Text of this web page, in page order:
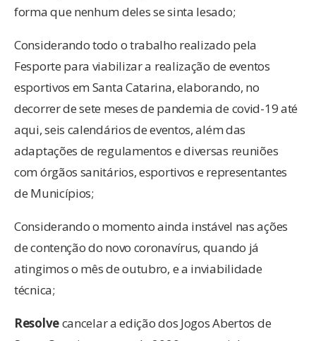
forma que nenhum deles se sinta lesado;
Considerando todo o trabalho realizado pela
Fesporte para viabilizar a realização de eventos
esportivos em Santa Catarina, elaborando, no
decorrer de sete meses de pandemia de covid-19 até
aqui, seis calendários de eventos, além das
adaptações de regulamentos e diversas reuniões
com órgãos sanitários, esportivos e representantes
de Municípios;
Considerando o momento ainda instável nas ações
de contenção do novo coronavírus, quando já
atingimos o mês de outubro, e a inviabilidade
técnica;
Resolvecancelar a edição dos Jogos Abertos de